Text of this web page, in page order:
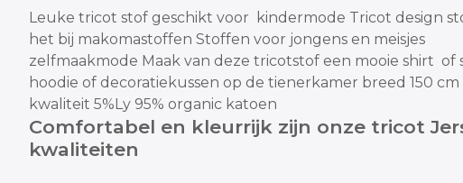
Leuke tricot stof geschikt voor kindermode Tricot design
het bij makomastoffen Stoffen voor jongens en meisjes
zelfmaakmode Maak van deze tricotstof een mooie shirt of
hoodie of decoratiekussen op de tienerkamer breed 150
kwaliteit 5%Ly 95% organic katoen
Comfortabel en kleurrijk zijn onze tricot
kwaliteiten